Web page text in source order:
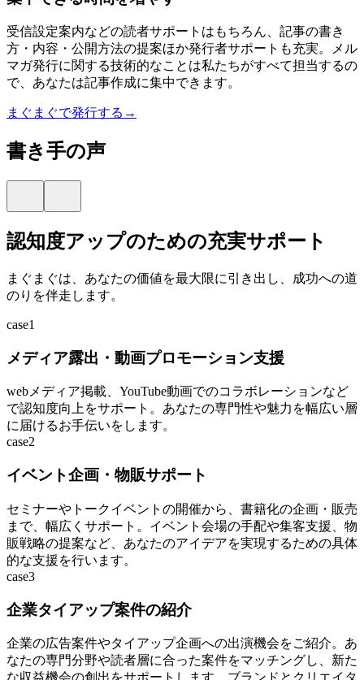
受信設定案内などの読者サポートはもちろん、記事の書き
方・内容・公開方法の提案ほか発行者サポートも充実。メル
マガ発行に関する技術的なことは私たちがすべて担当するの
で、あなたは記事作成に集中できます。
まぐまぐで発行する→
書き手の声
認知度アップのための充実サポート
まぐまぐは、あなたの価値を最大限に引き出し、成功への道
のりを伴走します。
case1
メディア露出・動画プロモーション支援
webメディア掲載、YouTube動画でのコラボレーションなど
で認知度向上をサポート。あなたの専門性や魅力を幅広い層
に届けるお手伝いをします。
case2
イベント企画・物販サポート
セミナーやトークイベントの開催から、書籍化の企画・販売
まで、幅広くサポート。イベント会場の手配や集客支援、物
販戦略の提案など、あなたのアイデアを実現するための具体
的な支援を行います。
case3
企業タイアップ案件の紹介
企業の広告案件やタイアップ企画への出演機会をご紹介。あ
なたの専門分野や読者層に合った案件をマッチングし、新た